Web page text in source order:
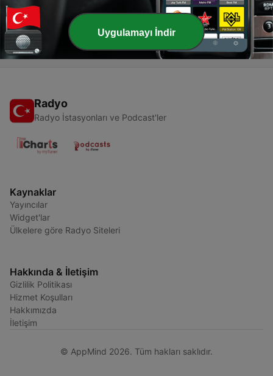
1 - 1 | Beyaz yaka neden sendikalaşamıyor? Part 1
28 Şub 2025
Radyo
Radyo İstasyonları ve Podcast'ler
Kaynaklar
Yayıncılar
Widget'lar
Ülkelere göre Radyo Siteleri
Hakkında & İletişim
Gizlilik Politikası
Hizmet Koşulları
Hakkımızda
İletişim
© AppMind 2026. Tüm hakları saklıdır.
Uygulamayı İndir